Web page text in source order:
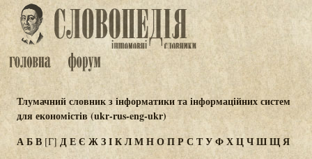
Тлумачний словник з інформатики та інформаційних систем
для економістів (ukr-rus-eng-ukr)
АБВ [Г]ДЕЄ ЖЗІКЛМНОПРС ТУФХЦЧШЩЯ